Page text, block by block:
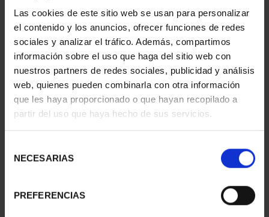
Las cookies de este sitio web se usan para personalizar
el contenido y los anuncios, ofrecer funciones de redes
sociales y analizar el tráfico. Además, compartimos
información sobre el uso que haga del sitio web con
nuestros partners de redes sociales, publicidad y análisis
web, quienes pueden combinarla con otra información
que les haya proporcionado o que hayan recopilado a
partir del uso que haya hecho de sus servicios.
NECESARIAS
PREFERENCIAS
CIUDADES PATRIMONIO
- CÁCERES
73,00 €
CIUDADES PATRIMONIO
- ALCALÁ DE HENARES
73,00 €